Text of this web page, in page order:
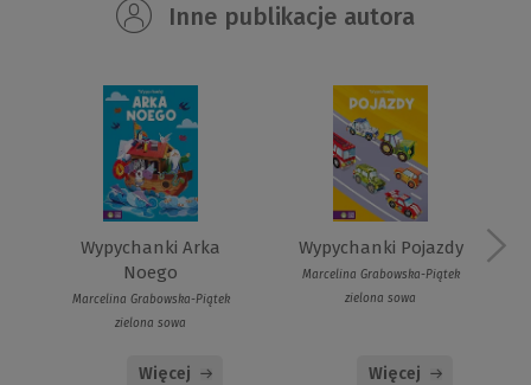
Inne publikacje autora
Wypychanki Arka
Noego
Marcelina Grabowska-Piątek
zielona sowa
Więcej
Wypychanki Pojazdy
Marcelina Grabowska-Piątek
zielona sowa
Więcej